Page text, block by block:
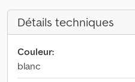
Détails techniques
Couleur:
blanc